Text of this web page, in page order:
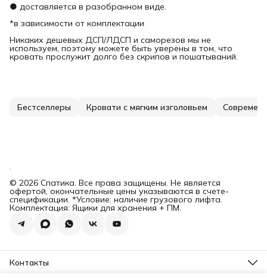
● доставляется в разобранном виде.
*в зависимости от комплектации
Никаких дешевых ДСП/ЛДСП и саморезов мы не
используем, поэтому можете быть уверены в том, что
кровать прослужит долго без скрипов и пошатываний.
Бестселлеры Кровати с мягким изголовьем
© 2026 Спатика. Все права защищены. Не является
офертой, окончательные цены указываются в счете-
спецификации. *Условие: наличие грузового лифта.
Комплектация: Ящики для хранения + ПМ.
Контакты